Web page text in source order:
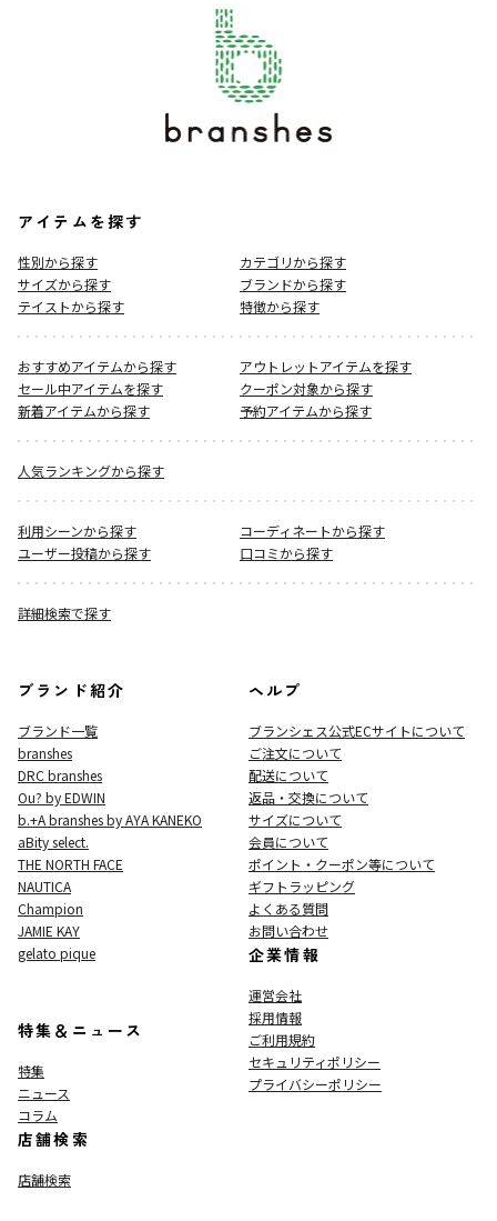
アイテムを探す
性別から探す
カテゴリから探す
サイズから探す
ブランドから探す
テイストから探す
特徴から探す
おすすめアイテムから探す
アウトレットアイテムを探す
セール中アイテムを探す
クーポン対象から探す
新着アイテムから探す
予約アイテムから探す
人気ランキングから探す
利用シーンから探す
コーディネートから探す
ユーザー投稿から探す
口コミから探す
詳細検索で探す
ブランド紹介
ブランド一覧
branshes
DRC branshes
Ou? by EDWIN
b.+A branshes by AYA KANEKO
aBity select.
THE NORTH FACE
NAUTICA
Champion
JAMIE KAY
gelato pique
特集＆ニュース
特集
ニュース
コラム
店舗検索
店舗検索
ヘルプ
ブランシェス公式ECサイトについて
ご注文について
配送について
返品・交換について
サイズについて
会員について
ポイント・クーポン等について
ギフトラッピング
よくある質問
お問い合わせ
企業情報
運営会社
採用情報
ご利用規約
セキュリティポリシー
プライバシーポリシー